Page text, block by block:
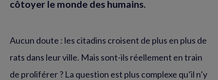
côtoyer le monde des humains.
Aucun doute : les citadins croisent de plus en plus de
rats dans leur ville. Mais sont-ils réellement en train
de proliférer ? La question est plus complexe qu’il n’y